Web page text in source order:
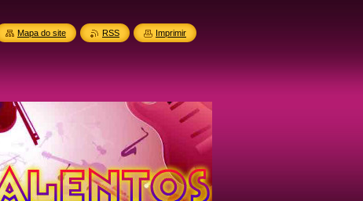
Mapa do site RSS Imprimir